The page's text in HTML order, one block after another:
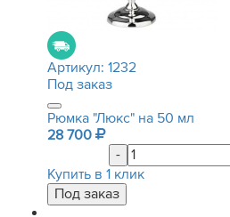
Артикул: 1232
Под заказ
Рюмка "Люкс" на 50 мл
28 700
-
Купить в 1 клик